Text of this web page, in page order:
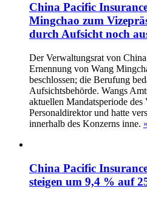
China Pacific
Mingchao zum
durch Aufsicht noch
Der Verwaltungsrat von
Ernennung von Wang
beschlossen; die Berufung
Aufsichtsbehörde. Wangs
aktuellen Mandatsperiode
Personaldirektor und hatte
innerhalb des Konzerns inne.
China Pacific
steigen um 9,4 % auf